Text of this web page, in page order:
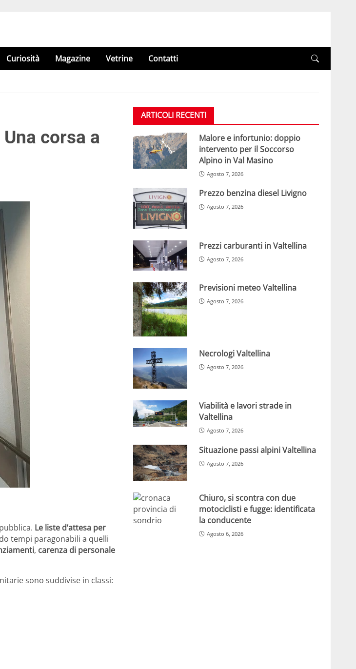
Curiosità Magazine Vetrine Contatti
corsa a
Le liste d’attesa per
tempi paragonabili a quelli
, carenza di personale
sono suddivise in classi:
ARTICOLI RECENTI
Malore e infortunio: doppio
intervento per il Soccorso
Alpino in Val Masino
Agosto 7, 2026
Prezzo benzina diesel Livigno
Agosto 7, 2026
Prezzi carburanti in Valtellina
Agosto 7, 2026
Previsioni meteo Valtellina
Agosto 7, 2026
Necrologi Valtellina
Agosto 7, 2026
Viabilità e lavori strade in
Valtellina
Agosto 7, 2026
Situazione passi alpini Valtellina
Agosto 7, 2026
Chiuro, si scontra con due
motociclisti e fugge: identificata
la conducente
Agosto 6, 2026